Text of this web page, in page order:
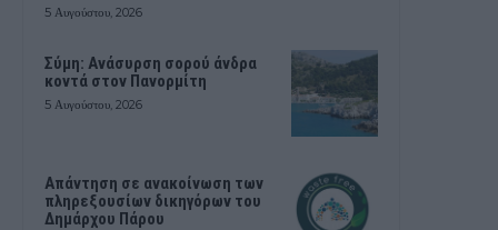
5 Αυγούστου, 2026
Σύμη: Ανάσυρση σορού άνδρα
κοντά στον Πανορμίτη
5 Αυγούστου, 2026
Απάντηση σε ανακοίνωση των
πληρεξουσίων δικηγόρων του
Δημάρχου Πάρου